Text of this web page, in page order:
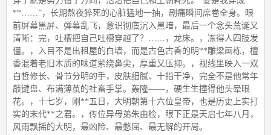
**……”，长期熬夜猝死的心脏猛地一抽，剧痛瞬间席卷全身。眼
前屏幕黑屏、弹幕乱飞，意识彻底沉入黑暗，最后一个念头荒诞又
清晰：完，吐槽把自己吐槽穿越了？……，龙床。，冻得人四肢发
僵。，入目不是出租屋的白墙，而是古色古香的明**雕梁画栋，檀
香混着老旧木质的味道萦绕鼻尖，厚重又压抑。，视线里映入一双
白皙修长、骨节分明的手，皮肤细腻、十指干净，完全不是他常年
敲键盘、布满薄茧的社畜手掌。轰隆——，硬生生撞得他头晕眼
花。，十七岁，刚**五日，大明朝第十六位皇帝，也是历史上实打
实的末代**之君。，传位异母弟朱由检，眼下正是天启七年八月，
风雨飘摇的大明，最凶险、最憋屈、最无解的开局。